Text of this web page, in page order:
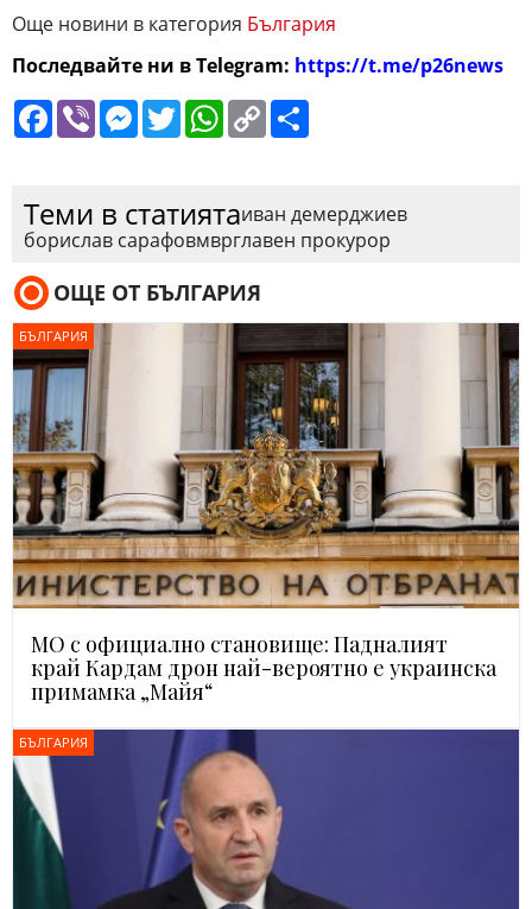
Още новини в категория България
Последвайте ни в Telegram: https://t.me/p26news
Facebook
ViberMessenger
TwitterWhatsApp
Copy
Link
Теми в статиятаиван демерджиев
борислав сарафовмврглавен прокурор
ОЩЕ ОТ БЪЛГАРИЯ
БЪЛГАРИЯ
МО с официално становище: Падналият
край Кардам дрон най-вероятно е украинска
примамка „Майя“
БЪЛГАРИЯ